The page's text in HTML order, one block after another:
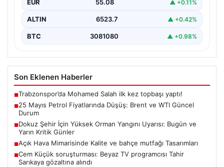
EUR 55.08 ▲ +0.11%
ALTIN 6523.7 ▲ +0.42%
BTC 3081080 ▲ +0.98%
Son Eklenen Haberler
■Trabzonspor’da Mohamed Salah ilk kez topbaşı yaptı!
■25 Mayıs Petrol Fiyatlarında Düşüş: Brent ve WTI Güncel
Durum
■Dokuz Şehir İçin Yüksek Orman Yangını Uyarısı: Bugün ve
Yarın Kritik Günler
■Açık Hava Mimarisinde Kalite ve bahçe mutfağı Tasarımları
■Cem Küçük soruşturması: Beyaz TV programcısı Tahir
Sarıkaya gözaltına alındı